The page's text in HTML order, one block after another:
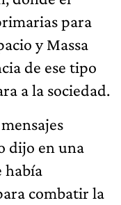
para
y Massa
de ese tipo
a la sociedad.
dijo en una
había
combatir la